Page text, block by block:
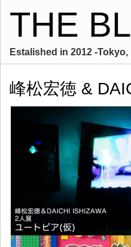
THE
Estalished in 2012 -
峰松宏徳 &